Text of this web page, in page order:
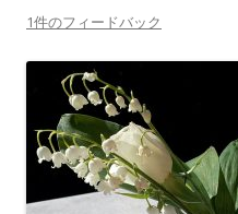
1件のフィードバック